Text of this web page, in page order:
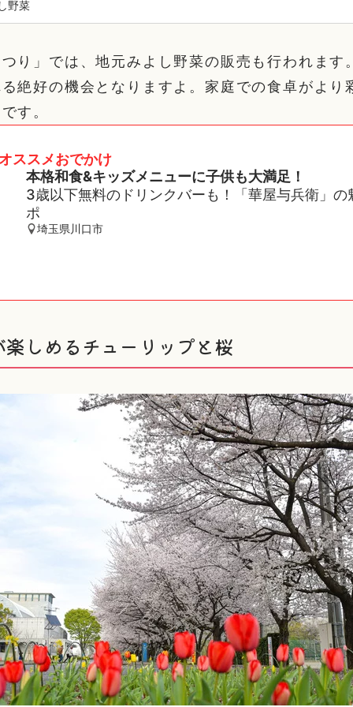
野菜
り」では、地元みよし野菜の販売も行われます
絶好の機会となりますよ。家庭での食卓がより
す。
ススメおでかけ
本格和食&キッズメニューに子供も大満足！
3歳以下無料のドリンクバーも！「華屋与兵衛」の
ポ
埼玉県川口市
しめるチューリップと桜